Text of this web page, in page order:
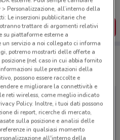
SCARICA L’APP
Personalizzazione, all’interno della
Le inserzioni pubblicitarie che
trattare di argomenti relativi
piattaforme esterne a
un servizio a noi collegato ci informa
potremo mostrarti delle offerte a
(nel caso in cui abbia fornito
sulle prestazioni della
possono essere raccolte e
e migliorare la connettività e
reti wireless, come meglio indicato
Policy. Inoltre, i tuoi dati possono
di report, ricerche di mercato,
sulla posizione e analisi delle
in qualsiasi momento
all'interno della